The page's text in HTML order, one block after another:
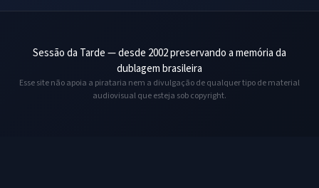
Sessão da Tarde — desde 2002 preservando a memória da
dublagem brasileira
Esse site não apoia a pirataria nem a divulgação de qualquer tipo de material
audiovisual que esteja sob copyright.